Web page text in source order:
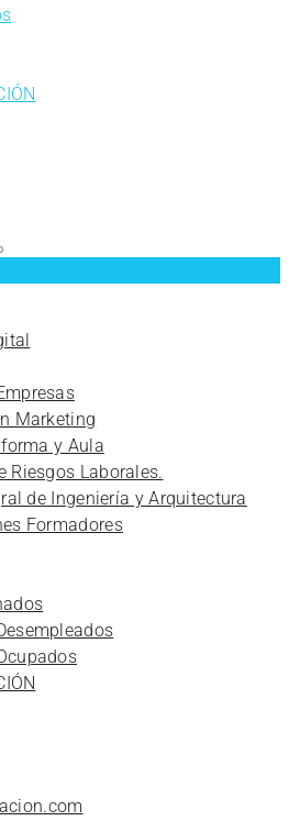
Marketing
y Aula
Riesgos Laborales.
de Ingeniería y Arquitectura
Formadores